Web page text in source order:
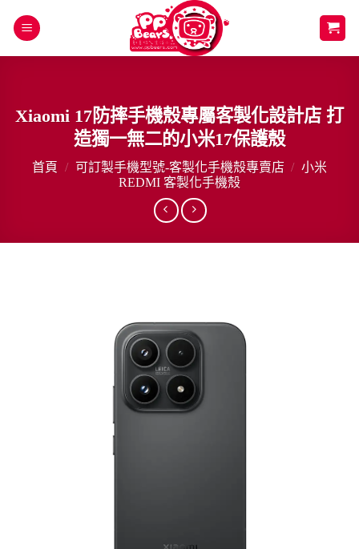
Xiaomi 17防摔手機殼專屬客製化設計店 打
造獨一無二的小米17保護殼
首頁 / 可訂製手機型號-客製化手機殼專賣店 / 小米
REDMI 客製化手機殼